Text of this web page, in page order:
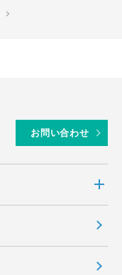
お問い合わせ